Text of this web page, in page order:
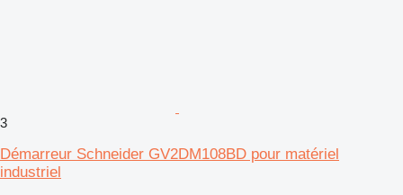
3
Démarreur Schneider GV2DM108BD pour matériel
industriel